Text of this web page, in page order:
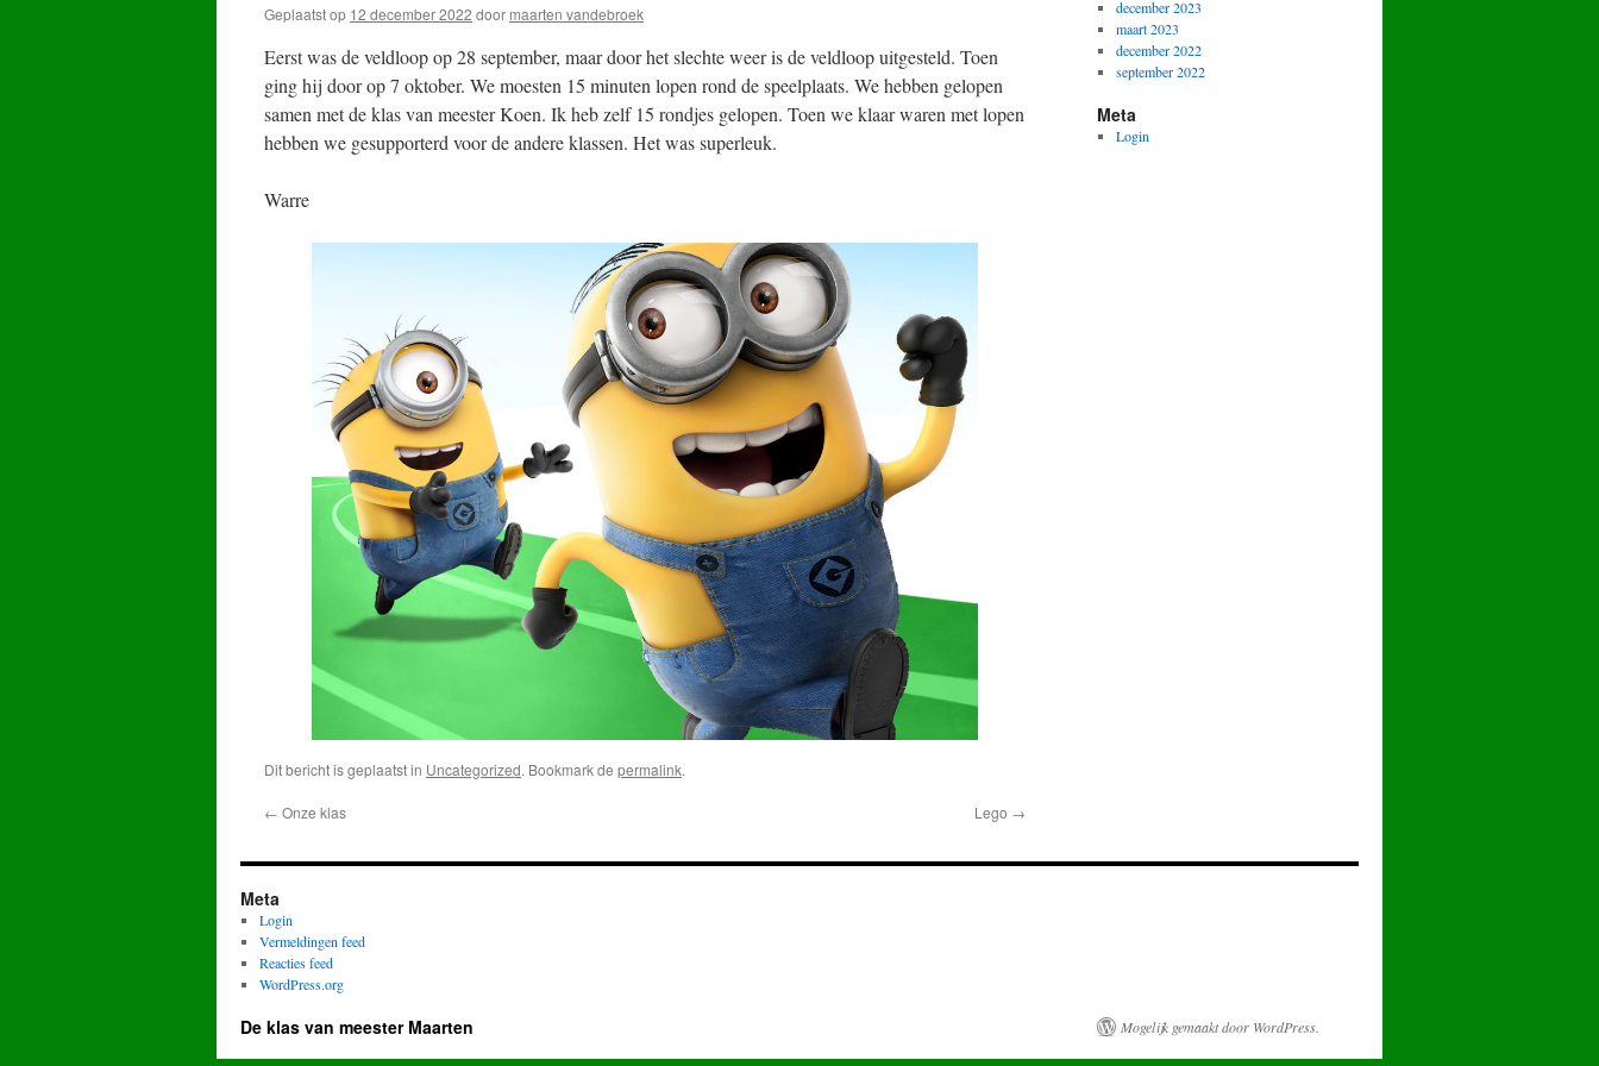
Geplaatst op 12 december 2022 door maarten vandebroek
Eerst was de veldloop op 28 september, maar door het slechte weer is de veldloop uitgesteld. Toen
ging hij door op 7 oktober. We moesten 15 minuten lopen rond de speelplaats. We hebben gelopen
samen met de klas van meester Koen. Ik heb zelf 15 rondjes gelopen. Toen we klaar waren met lopen
hebben we gesupporterd voor de andere klassen. Het was superleuk.
Warre
Dit bericht is geplaatst in Uncategorized. Bookmark de permalink.
← Onze klas Lego →
december 2023
maart 2023
december 2022
september 2022
Meta
Login
Meta
Login
Vermeldingen feed
Reacties feed
WordPress.org
De klas van meester Maarten Mogelijk gemaakt door WordPress.